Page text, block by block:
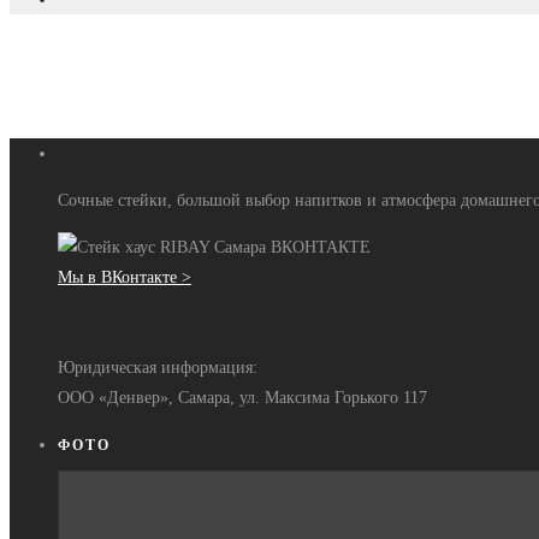
Сочные стейки, большой выбор напитков и атмосфера
Мы в ВКонтакте >
Юридическая информация:
ООО «Денвер», Самара, ул. Максима Горького 117
ФОТО